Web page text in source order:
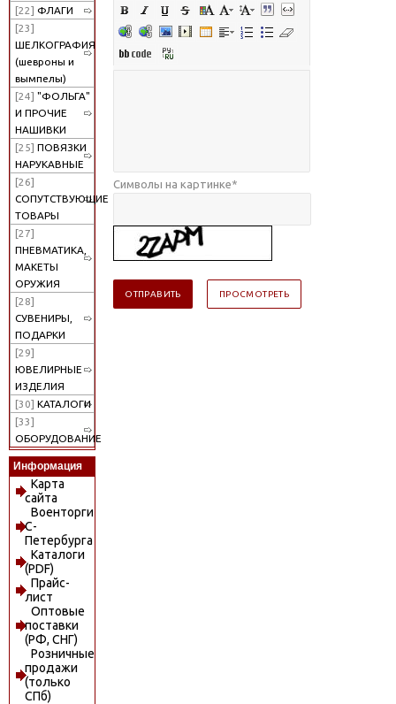
[22] ФЛАГИ
[23]
ШЕЛКОГРАФИЯ
(шевроны и
вымпелы)
[24] "ФОЛЬГА"
И ПРОЧИЕ
НАШИВКИ
[25] ПОВЯЗКИ
НАРУКАВНЫЕ
[26]
СОПУТСТВУЮЩИЕ
ТОВАРЫ
[27]
ПНЕВМАТИКА,
МАКЕТЫ
ОРУЖИЯ
[28]
СУВЕНИРЫ,
ПОДАРКИ
[29]
ЮВЕЛИРНЫЕ
ИЗДЕЛИЯ
[30] КАТАЛОГИ
[33]
ОБОРУДОВАНИЕ
Информация
Карта
сайта
Военторги
С-
Петербурга
Каталоги
(PDF)
Прайс-
лист
Оптовые
поставки
(РФ, СНГ)
Розничные
продажи
(только
СПб)
Символы на картинке*